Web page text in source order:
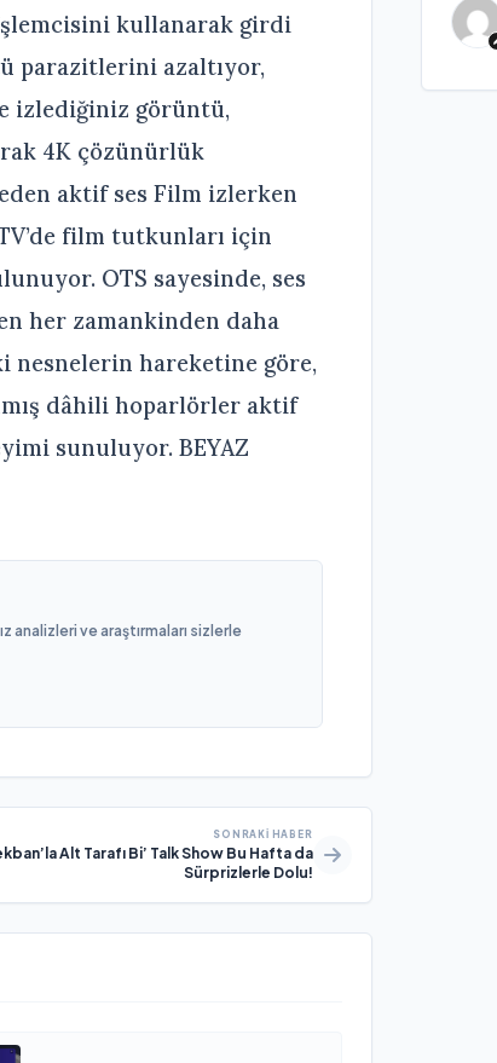
kullanarak girdi
parazitlerini azaltıyor,
izlediğiniz görüntü,
4K çözünürlük
aktif ses Film izlerken
film tutkunları için
OTS sayesinde, ses
her zamankinden daha
nesnelerin hareketine göre,
dâhili hoparlörler aktif
sunuluyor. BEYAZ
analizleri ve araştırmaları sizlerle
SONRAKI HABER
Alt Tarafı Bi’ Talk Show Bu Hafta da
Sürprizlerle Dolu!